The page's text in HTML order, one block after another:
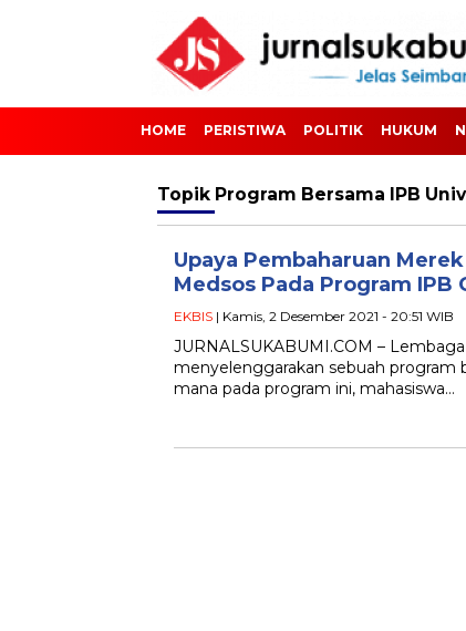
HOME PERISTIWA POLITIK HUKUM
Topik Program Bersama IPB
Upaya Pembaharuan
Medsos Pada Program IPB
EKBIS | Kamis, 2 Desember 2021 - 20:51 WIB
JURNALSUKABUMI.COM –
menyelenggarakan sebuah program
mana pada program ini, mahasiswa…